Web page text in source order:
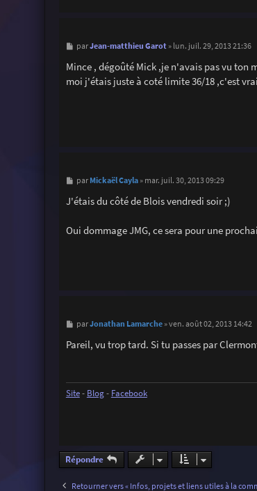
M
s
s
a
parJean-matthieu Garot» lun. juil. 29, 2013 21:36
Mince , dégoûté Mick ,je n'avais pas vu ton
moi j'étais juste à coté limite 36/18 ,c'est
M
s
s
e
par Mickaël Cayla» mar. juil. 30, 2013 09:29
J'étais du côté de Blois vendredi soir ;)
Oui dommage JMG, ce sera pour une
M
s
s
parJonathan Lamarche»ven. août 02, 2013 14:42
Pareil, vu trop tard. Si tu passes par
Site- Blog- Facebook
Répondre
Retourner vers « Infos, projets et liens utiles à la